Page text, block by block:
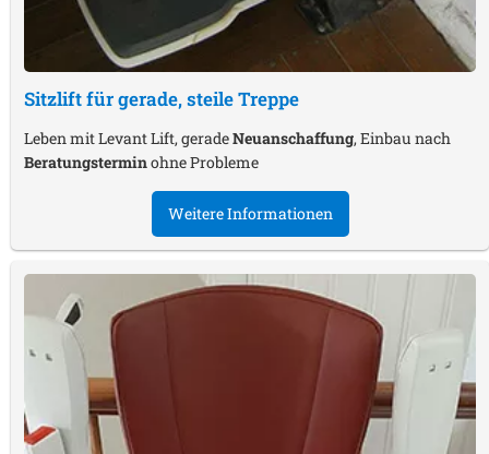
Sitzlift für gerade, steile Treppe
Leben mit Levant Lift, geradeNeuanschaffung, Einbau nach
Beratungsterminohne Probleme
Weitere Informationen